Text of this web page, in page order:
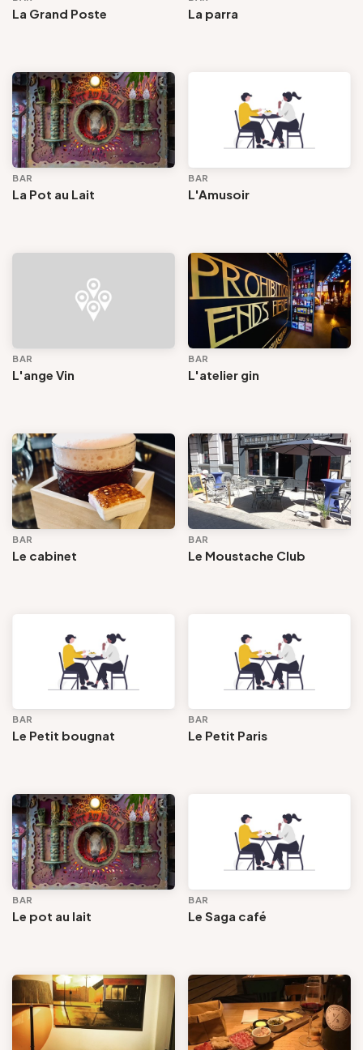
La Grand Poste La parra
BAR
La Pot au Lait
BAR
L'Amusoir
BAR
L'ange Vin
BAR
L'atelier gin
BAR
Le cabinet
BAR
Le Moustache Club
BAR
Le Petit bougnat
BAR
Le Petit Paris
BAR
Le pot au lait
BAR
Le Saga café